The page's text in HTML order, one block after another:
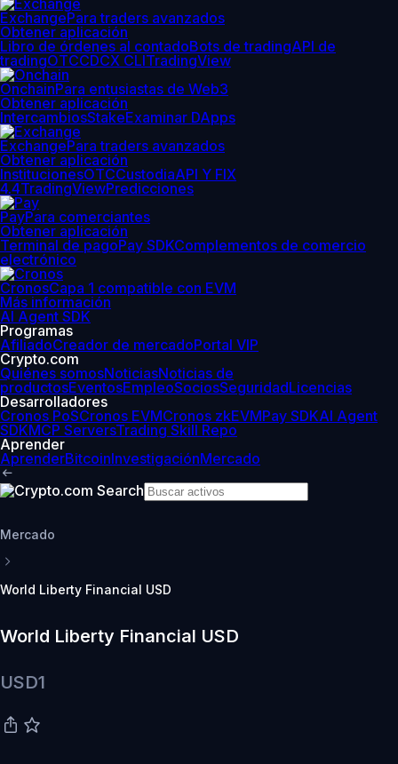
ExchangePara traders avanzados
Obtener aplicación
Libro de órdenes al contadoBots de tradingAPI de
tradingOTCCDCX CLITradingView
OnchainPara entusiastas de Web3
Obtener aplicación
IntercambiosStakeExaminar DApps
ExchangePara traders avanzados
Obtener aplicación
InstitucionesOTCCustodiaAPI Y FIX
4.4TradingViewPredicciones
PayPara comerciantes
Obtener aplicación
Terminal de pagoPay SDKComplementos de comercio
electrónico
CronosCapa 1 compatible con EVM
Más información
AI Agent SDK
Programas
AfiliadoCreador de mercadoPortal VIP
Crypto.com
Quiénes somosNoticiasNoticias de
productosEventosEmpleoSociosSeguridadLicencias
Desarrolladores
Cronos PoSCronos EVMCronos zkEVMPay SDKAI Agent
SDKMCP ServersTrading Skill Repo
Aprender
AprenderBitcoinInvestigaciónMercado
Mercado
World Liberty Financial USD
World Liberty Financial USD
USD1